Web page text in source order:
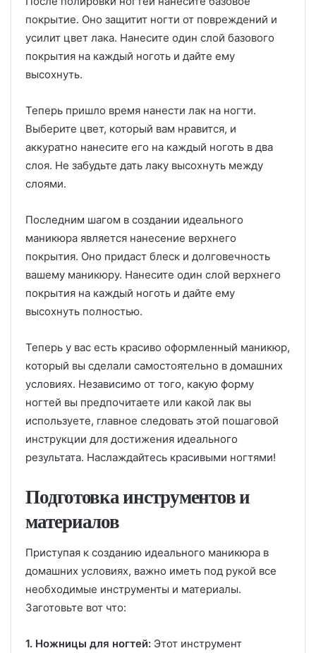
покрытие. Оно защитит ногти от повреждений и
усилит цвет лака. Нанесите один слой базового
покрытия на каждый ноготь и дайте ему
высохнуть.
Теперь пришло время нанести лак на ногти.
Выберите цвет, который вам нравится, и
аккуратно нанесите его на каждый ноготь в два
слоя. Не забудьте дать лаку высохнуть между
слоями.
Последним шагом в создании идеального
маникюра является нанесение верхнего
покрытия. Оно придаст блеск и долговечность
вашему маникюру. Нанесите один слой верхнего
покрытия на каждый ноготь и дайте ему
высохнуть полностью.
Теперь у вас есть красиво оформленный маникюр,
который вы сделали самостоятельно в домашних
условиях. Независимо от того, какую форму
ногтей вы предпочитаете или какой лак вы
используете, главное следовать этой пошаговой
инструкции для достижения идеального
результата. Наслаждайтесь красивыми ногтями!
Подготовка инструментов и
материалов
Приступая к созданию идеального маникюра в
домашних условиях, важно иметь под рукой все
необходимые инструменты и материалы.
Заготовьте вот что:
1. Ножницы для ногтей: Этот инструмент